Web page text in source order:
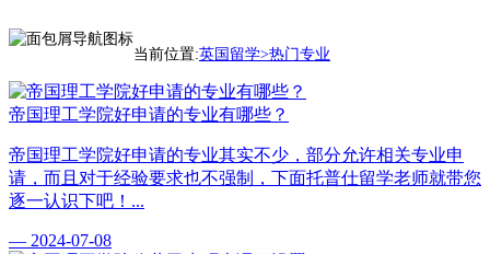
当前位置:英国留学>热门专业
帝国理工学院好申请的专业有哪些？
帝国理工学院好申请的专业其实不少，部分允许相关专业申
请，而且对于经验要求也不强制，下面托普仕留学老师就带您
逐一认识下吧！...
— 2024-07-08